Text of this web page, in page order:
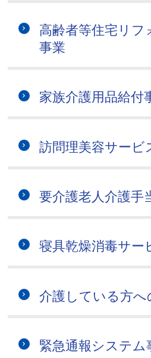
高齢者等住宅リフ
事業
家族介護用品給付
訪問理美容サービ
要介護老人介護手
寝具乾燥消毒サー
介護している方へ
緊急通報システム